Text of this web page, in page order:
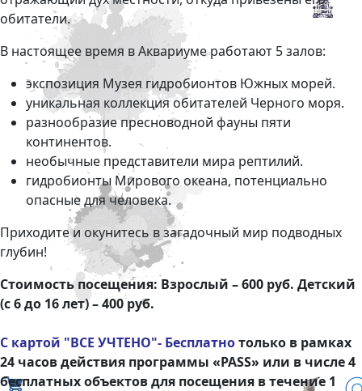
обитатели.
В настоящее время в Аквариуме работают 5 залов:
экспозиция Музея гидробионтов Южных морей.
уникальная коллекция обитателей Черного моря.
разнообразие пресноводной фауны пяти
континентов.
необычные представители мира рептилий.
гидробионты Мирового океана, потенциально
опасные для человека.
Приходите и окунитесь в загадочный мир подводных
глубин!
Стоимость посещения: Взрослый – 600 руб. Детский
(с 6 до 16 лет) –400руб.
С картой "ВСЕ УЧТЕНО"- Бесплатнотолько в рамках
24 часов действия программы «PASS» или в числе 4
бесплатных объектов для посещения в течение 1